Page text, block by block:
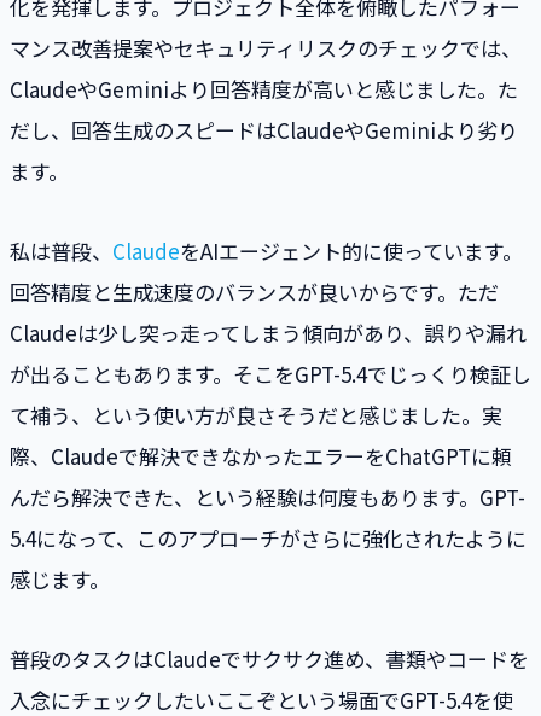
化を発揮します。プロジェクト全体を俯瞰したパフォー
マンス改善提案やセキュリティリスクのチェックでは、
ClaudeやGeminiより回答精度が高いと感じました。た
だし、回答生成のスピードはClaudeやGeminiより劣り
ます。
私は普段、 ClaudeをAIエージェント的に使っています。
回答精度と生成速度のバランスが良いからです。ただ
Claudeは少し突っ走ってしまう傾向があり、誤りや漏れ
が出ることもあります。そこをGPT-5.4でじっくり検証し
て補う、という使い方が良さそうだと感じました。実
際、Claudeで解決できなかったエラーをChatGPTに頼
んだら解決できた、という経験は何度もあります。GPT-
5.4になって、このアプローチがさらに強化されたように
感じます。
普段のタスクはClaudeでサクサク進め、書類やコードを
入念にチェックしたいここぞという場面でGPT-5.4を使